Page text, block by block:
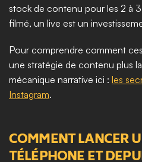
stock de contenu pour les 2 à
filmé, un live est un
Pour comprendre comment
une stratégie de contenu plus
mécanique narrative ici : les
Instagram.
COMMENT LANCER
TÉLÉPHONE ET